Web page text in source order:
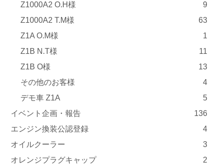
Z1000A2 O.H様
9
Z1000A2 T.M様
63
Z1A O.M様
1
Z1B N.T様
11
Z1B O様
13
その他のお客様
4
デモ車 Z1A
5
イベント企画・報告
136
エンジン換装公認登録
4
オイルクーラー
3
オレンジプラグキャップ
2